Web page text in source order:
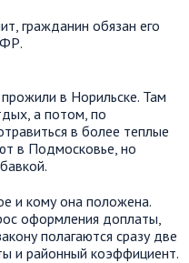
гражданин обязан его
в Норильске. Там
а потом, по
в более теплые
в Подмосковье, но
и кому она положена.
оформления доплаты,
полагаются сразу две
и районный коэффициент.